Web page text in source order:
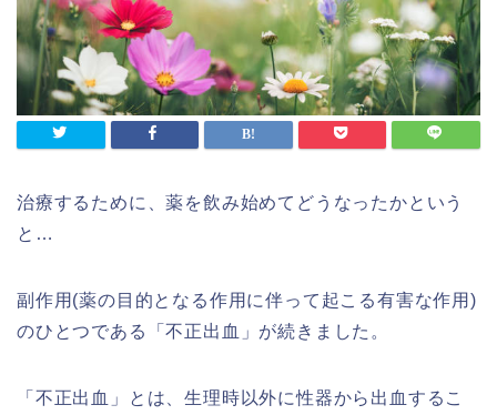
治療するために、薬を飲み始めてどうなったかという
と…
副作用(薬の目的となる作用に伴って起こる有害な作用)
のひとつである「不正出血」が続きました。
「不正出血」とは、生理時以外に性器から出血するこ